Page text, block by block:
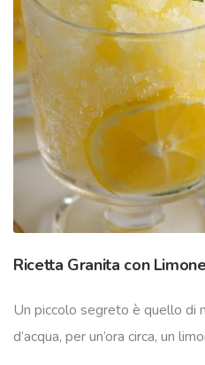
Ricetta Granita con
Un piccolo segreto è quello di
d’acqua, per un’ora circa, un